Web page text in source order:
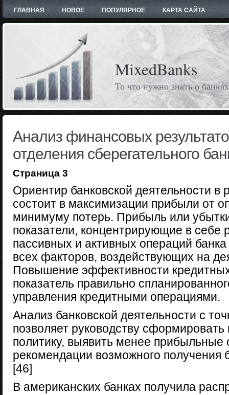
ГЛАВНАЯ НОВОЕ ПОПУЛЯРНОЕ КАРТА САЙТА
MixedBanks
То что нужно знать о банках
Анализ финансовых
отделения сберегательного
Страница 3
Ориентир банковской деятельности в
состоит в максимизации прибыли от
минимуму потерь. Прибыль или
показатели, концентрирующие в себе
пассивных и активных операций
всех факторов, воздействующих на
Повышение эффективности
показатель правильно
управления кредитными операциями.
Анализ банковской деятельности с
позволяет руководству
политику, выявить менее прибыльные
рекомендации возможного получения
[46]
В американских банках получила